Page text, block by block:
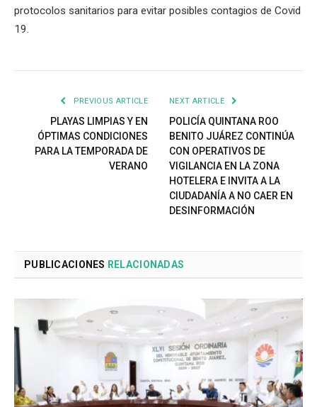
protocolos sanitarios para evitar posibles contagios de Covid
19.
PREVIOUS ARTICLE
PLAYAS LIMPIAS Y EN
ÓPTIMAS CONDICIONES
PARA LA TEMPORADA DE
VERANO
NEXT ARTICLE
POLICÍA QUINTANA ROO
BENITO JUÁREZ CONTINÚA
CON OPERATIVOS DE
VIGILANCIA EN LA ZONA
HOTELERA E INVITA A LA
CIUDADANÍA A NO CAER EN
DESINFORMACIÓN
PUBLICACIONES RELACIONADAS